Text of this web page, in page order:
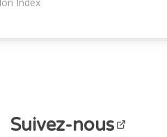
Suivez-nous